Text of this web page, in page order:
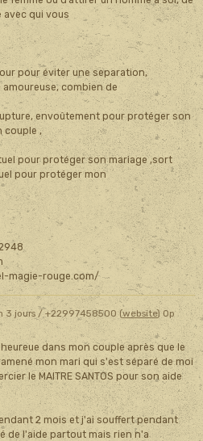
qui vous
pour éviter une separation,
combien de
envoûtement pour protéger son
couple ,
pour protéger son mariage ,sort
pour protéger mon
magie-rouge.com/
3 jours / +22997458500 (website) Op
dans mon couple après que le
ramené mon mari qui s'est séparé de moi
le MAITRE SANTOS pour son aide
2 mois et j'ai souffert pendant
de l'aide partout mais rien n'a